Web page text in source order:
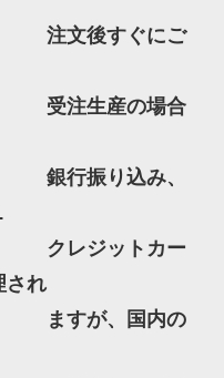
にご
場合
銀行振り込み、
ットカー
され
内の